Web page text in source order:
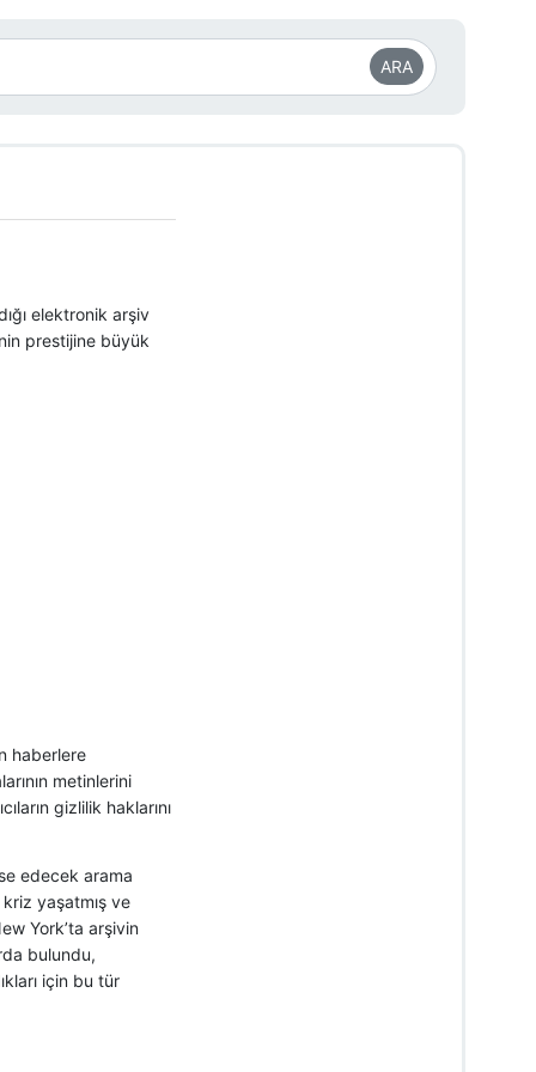
ARA
elektronik arşiv
prestijine büyük
haberlere
metinlerini
gizlilik haklarını
edecek arama
yaşatmış ve
York’ta arşivin
bulundu,
için bu tür